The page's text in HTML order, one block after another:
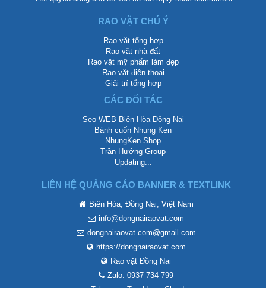
RAO VẶT CHÚ Ý
Rao vặt tổng hợp
Rao vặt nhà đất
Rao vặt mỹ phẩm làm đẹp
Rao vặt điện thoại
Giải trí tổng hợp
CÁC ĐỐI TÁC
Seo WEB Biên Hòa Đồng Nai
Bánh cuốn Nhung Ken
NhungKen Shop
Trần Hướng Group
Updating...
LIÊN HỆ QUẢNG CÁO BANNER & TEXTLINK
Biên Hòa, Đồng Nai, Việt Nam
info@dongnairaovat.com
dongnairaovat.com@gmail.com
https://dongnairaovat.com
Rao vặt Đồng Nai
Zalo: 0937 734 799